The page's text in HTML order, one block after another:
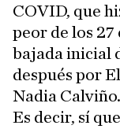
COVID, que
peor de los 27
bajada inicial
después por
Nadia Calviño.
Es decir, sí